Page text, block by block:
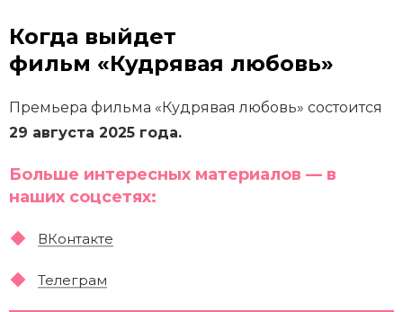
Когда выйдет
фильм «Кудрявая любовь»
Премьера фильма «Кудрявая любовь» состоится
29 августа 2025 года.
Больше интересных материалов — в
наших соцсетях:
ВКонтакте
Телеграм